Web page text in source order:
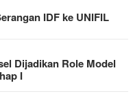
IDF ke UNIFIL
Dijadikan Role Model
I